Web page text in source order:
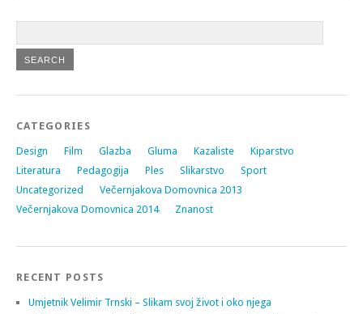
CATEGORIES
Design Film Glazba Gluma Kazaliste
Kiparstvo
Literatura
Pedagogija Ples Slikarstvo
Sport
Uncategorized
Večernjakova Domovnica 2013
Večernjakova Domovnica 2014
Znanost
RECENT POSTS
Umjetnik Velimir Trnski – Slikam svoj život i oko njega